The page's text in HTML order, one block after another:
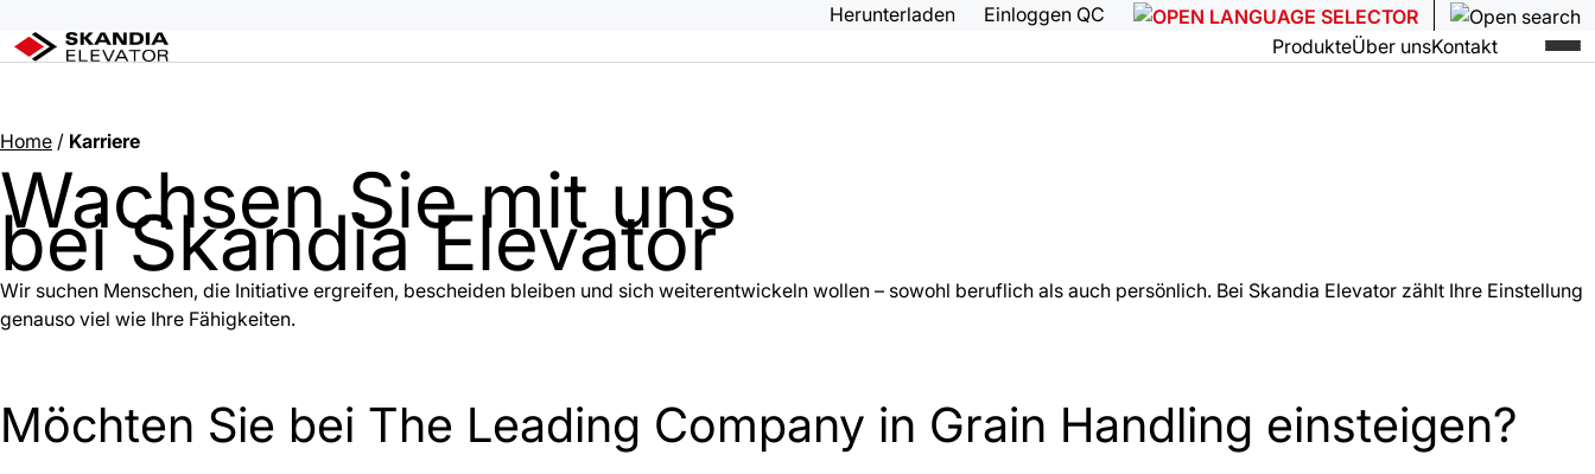
Zum
Inhalt
wechseln
Herunterladen
Einloggen QC
ProdukteÜber unsKontakt
Home / Karriere
Wachsen Sie mit uns
bei Skandia Elevator
Wir suchen Menschen, die Initiative ergreifen, bescheiden bleiben und sich weiterentwickeln wollen – sowohl beruflich als auch persönlich. Bei Skandia Elevator zählt Ihre Einstellung
genauso viel wie Ihre Fähigkeiten.
Möchten Sie bei The Leading Company in Grain Handling einsteigen?